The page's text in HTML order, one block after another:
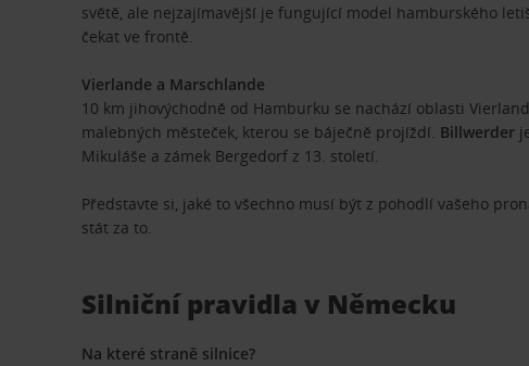
světě, ale nejzajímavější je fungující model hamburského
čekat ve frontě.
Vierlande a Marschlande
10 km jihovýchodně od Hamburku se nachází oblasti
malebných městeček, kterou se báječně projíždí. Billwerder
Mikuláše a zámek Bergedorf z 13. století.
Představte si, jaké to všechno musí být z pohodlí vašeho
stát za to.
Silniční pravidla v Německu
Na které straně silnice?